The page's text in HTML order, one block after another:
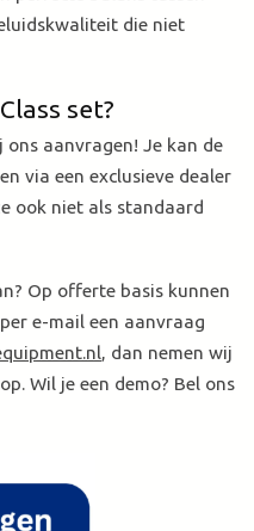
die niet
set?
ons aanvragen! Je kan de
via een exclusieve dealer
ook niet als standaard
Op offerte basis kunnen
e-mail een aanvraag
, dan nemen wij
Wil je een demo? Bel ons